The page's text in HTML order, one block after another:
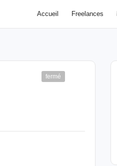
Accueil Freelances
fermé